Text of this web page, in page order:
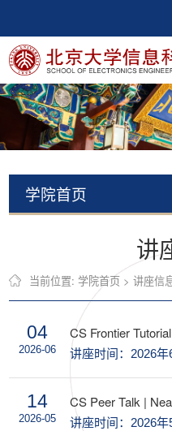
学院首页
讲
当前位置:学院首页 >讲座信
04
2026-06
CS Frontier
讲座时间：2026
14
2026-05
CS Peer Talk |
讲座时间：2026